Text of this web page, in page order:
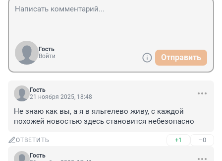
Гость
Войти
Отправить
Гость
21 ноября 2025, 18:48
Не знаю как вы, а я в яльгелево живу, с каждой
похожей новостью здесь становится небезопасно
ОТВЕТИТЬ +1 –0
Гость